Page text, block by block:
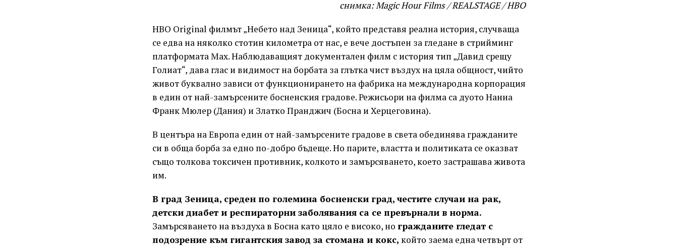
снимка: Magic Hour Films / REALSTAGE / HBO
HBO Original филмът „Небето над Зеница“, който представя реална история, случваща
се едва на няколко стотин километра от нас, е вече достъпен за гледане в стрийминг
платформата Max. Наблюдаващият документален филм с история тип „Давид срещу
Голиат“, дава глас и видимост на борбата за глътка чист въздух на цяла общност, чийто
живот буквално зависи от функционирането на фабрика на международна корпорация
в един от най-замърсените босненския градове. Режисьори на филма са дуото Нанна
Франк Мюлер (Дания) и Златко Пранджич (Босна и Херцеговина).
В центъра на Европа един от най-замърсените градове в света обединява гражданите
си в обща борба за едно по-добро бъдеще. Но парите, властта и политиката се оказват
също толкова токсичен противник, колкото и замърсяването, което застрашава живота
им.
В град Зеница, среден по големина босненски град, честите случаи на рак,
детски диабет и респираторни заболявания са се превърнали в норма.
Замърсяването на въздуха в Босна като цяло е високо, но гражданите гледат с
подозрение към гигантския завод за стомана и кокс, който заема една четвърт от